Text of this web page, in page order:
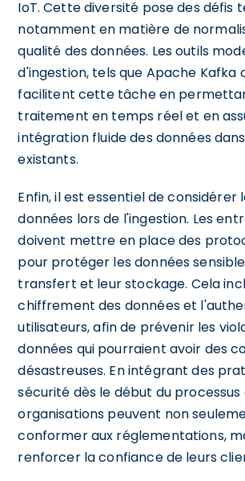
IoT. Cette diversité pose des défis
notamment en matière de
qualité des données. Les outils
d'ingestion, tels que Apache Kafka
facilitent cette tâche en
traitement en temps réel et en
intégration fluide des données
existants.
Enfin, il est essentiel de considérer
données lors de l'ingestion. Les
doivent mettre en place des
pour protéger les données
transfert et leur stockage. Cela
chiffrement des données et
utilisateurs, afin de prévenir les
données qui pourraient avoir des
désastreuses. En intégrant des
sécurité dès le début du processus
organisations peuvent non
conformer aux réglementations,
renforcer la confiance de leurs